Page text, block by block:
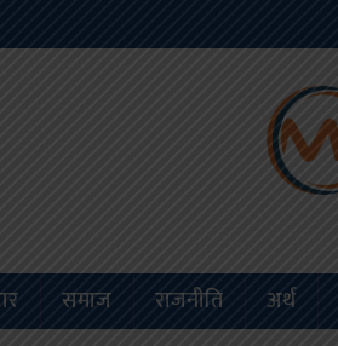
समाज राजनीति अर्थ